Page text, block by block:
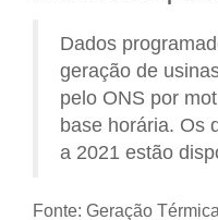
Dados
geração de
pelo ONS por
base horária. Os
a 2021 estão
Fonte: Geração